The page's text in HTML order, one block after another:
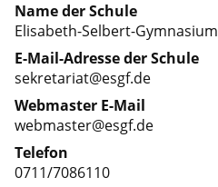
Name der Schule
Elisabeth-Selbert-Gymnasium
E-Mail-Adresse der Schule
sekretariat@esgf.de
Webmaster E-Mail
webmaster@esgf.de
Telefon
0711/7086110